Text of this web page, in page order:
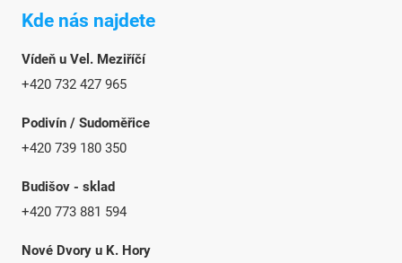
Kde nás najdete
Vídeň u Vel. Meziříčí
+420 732 427 965
Podivín / Sudoměřice
+420 739 180 350
Budišov - sklad
+420 773 881 594
Nové Dvory u K. Hory